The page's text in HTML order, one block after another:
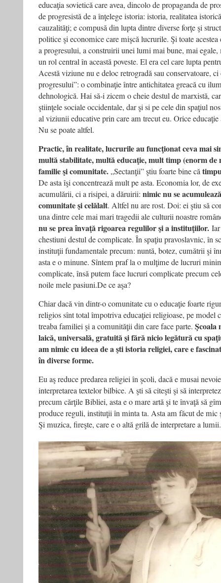
educaţia sovietică care avea, dincolo de propaganda de
de progresistă de a înţelege istoria: istoria, realitatea
cauzalităţi; e compusă din lupta dintre diverse forţe şi
politice şi economice care mişcă lucrurile. Şi toate acestea
a progresului, a construirii unei lumi mai bune, mai
un rol central în această poveste. El era cel care lupta
Acestă viziune nu e deloc retrogradă sau conservatoare,
progresului”: o combinaţie între antichitatea greacă cu
dehnologică. Hai să-i zicem o cheie destul de marxistă,
ştiinţele sociale occidentale, dar şi si pe cele din spaţiul
al viziunii educative prin care am trecut eu. Orice
Nu se poate altfel.
Practic, în realitate, lucrurile au funcţionat ceva mai
multă stabilitate, multă educaţie, mult timp (enorm
familie şi comunitate.„Sectanţii” ştiu foarte bine că
De asta îşi concentrează mult pe asta. Economia lor, de
acumulării, ci a risipei, a dăruirii: nimic nu se
comunitate şi celălalt. Altfel nu are rost. Doi: ei ştiu să
una dintre cele mai mari tragedii ale culturii noastre
nu se prea învaţă rigoarea regulilor şi a instituţiilor.
chestiuni destul de complicate. În spaţiu pravoslavnic, în
instituţii fundamentale precum: nuntă, botez, cumătrii şi
asta e o minune. Sîntem praf la o mulţime de lucruri
complicate, însă putem face lucruri complicate precum
noile mele pasiuni.De ce aşa?
Chiar dacă vin dintr-o comunitate cu o educaţie foarte
religios sînt total împotriva educaţiei religioase, pe model
treaba familiei şi a comunităţii din care face parte. Şcoala
laică, universală, gratuită şi fără nicio legătură cu
am nimic cu ideea de a şti istoria religiei, care e
în diverse forme.
Eu aş reduce predarea religiei în şcoli, dacă e musai
interpretarea textelor bilbice. A şti să citeşti şi să
precum cărţile Bibliei, asta e o mare artă şi te învaţă să
produce reguli, instituţii în minta ta. Asta am făcut de
Şi muzica, fireşte, care e o altă grilă de interpretare a lumii.